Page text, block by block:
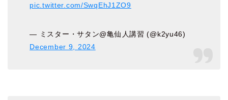
pic.twitter.com/SwqEhJ1ZO9
— ミスター・サタン@亀仙人講習 (@k2yu46)
December 9, 2024